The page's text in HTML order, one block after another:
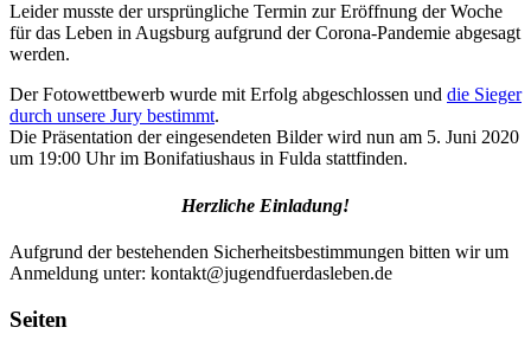
Leider musste der ursprüngliche Termin zur Eröffnung der Woche
für das Leben in Augsburg aufgrund der Corona-Pandemie abgesagt
werden.
Der Fotowettbewerb wurde mit Erfolg abgeschlossen und die Sieger
durch unsere Jury bestimmt.
Die Präsentation der eingesendeten Bilder wird nun am 5. Juni 2020
um 19:00 Uhr im Bonifatiushaus in Fulda stattfinden.
Herzliche Einladung!
Aufgrund der bestehenden Sicherheitsbestimmungen bitten wir um
Anmeldung unter: kontakt@jugendfuerdasleben.de
Seiten